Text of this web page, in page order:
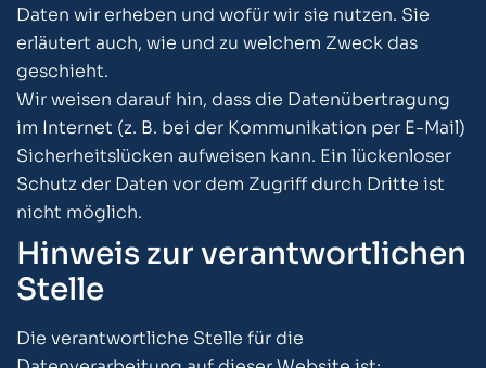
Daten wir erheben und wofür wir sie nutzen. Sie
erläutert auch, wie und zu welchem Zweck das
geschieht.
Wir weisen darauf hin, dass die Datenübertragung
im Internet (z. B. bei der Kommunikation per E-Mail)
Sicherheitslücken aufweisen kann. Ein lückenloser
Schutz der Daten vor dem Zugriff durch Dritte ist
nicht möglich.
Hinweis zur verantwortlichen
Stelle
Die verantwortliche Stelle für die